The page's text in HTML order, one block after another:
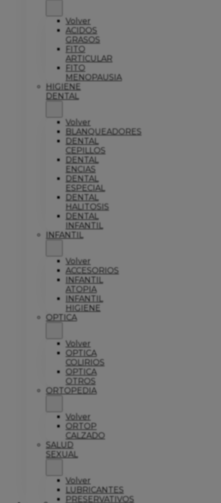
Volver
ACIDOS
GRASOS
FITO
ARTICULAR
FITO
MENOPAUSIA
HIGIENE
DENTAL
Volver
BLANQUEADORES
DENTAL
CEPILLOS
DENTAL
ENCIAS
DENTAL
ESPECIAL
DENTAL
HALITOSIS
DENTAL
INFANTIL
INFANTIL
Volver
ACCESORIOS
INFANTIL
ATOPIA
INFANTIL
HIGIENE
OPTICA
Volver
OPTICA
COLIRIOS
OPTICA
OTROS
ORTOPEDIA
Volver
ORTOP
CALZADO
SALUD
SEXUAL
Volver
LUBRICANTES
PRESERVATIVOS